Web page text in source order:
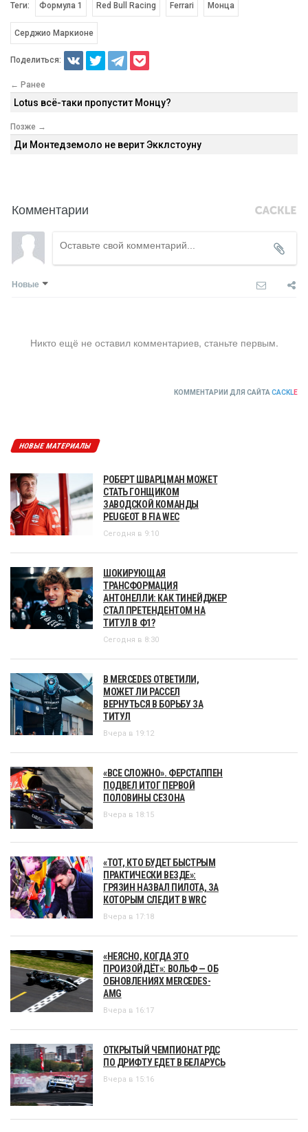
Теги: Формула 1 Red Bull Racing Ferrari Монца
Серджио Маркионе
Поделиться:
← Ранее
Lotus всё-таки пропустит Монцу?
Позже →
Ди Монтедземоло не верит Экклстоуну
Комментарии
Новые
Никто ещё не оставил комментариев, станьте первым.
КОММЕНТАРИИ ДЛЯ САЙТА CACKLE
НОВЫЕ МАТЕРИАЛЫ
РОБЕРТ ШВАРЦМАН МОЖЕТ
СТАТЬ ГОНЩИКОМ
ЗАВОДСКОЙ КОМАНДЫ
PEUGEOT В FIA WEC
Сегодня в 9:10
ШОКИРУЮЩАЯ
ТРАНСФОРМАЦИЯ
АНТОНЕЛЛИ: КАК ТИНЕЙДЖЕР
СТАЛ ПРЕТЕНДЕНТОМ НА
ТИТУЛ В Ф1?
Сегодня в 8:30
В MERCEDES ОТВЕТИЛИ,
МОЖЕТ ЛИ РАССЕЛ
ВЕРНУТЬСЯ В БОРЬБУ ЗА
ТИТУЛ
Вчера в 19:12
«ВСЕ СЛОЖНО». ФЕРСТАППЕН
ПОДВЕЛ ИТОГ ПЕРВОЙ
ПОЛОВИНЫ СЕЗОНА
Вчера в 18:15
«ТОТ, КТО БУДЕТ БЫСТРЫМ
ПРАКТИЧЕСКИ ВЕЗДЕ»:
ГРЯЗИН НАЗВАЛ ПИЛОТА, ЗА
КОТОРЫМ СЛЕДИТ В WRC
Вчера в 17:18
«НЕЯСНО, КОГДА ЭТО
ПРОИЗОЙДЁТ»: ВОЛЬФ — ОБ
ОБНОВЛЕНИЯХ MERCEDES-
AMG
Вчера в 16:17
ОТКРЫТЫЙ ЧЕМПИОНАТ РДС
ПО ДРИФТУ ЕДЕТ В БЕЛАРУСЬ
Вчера в 15:16